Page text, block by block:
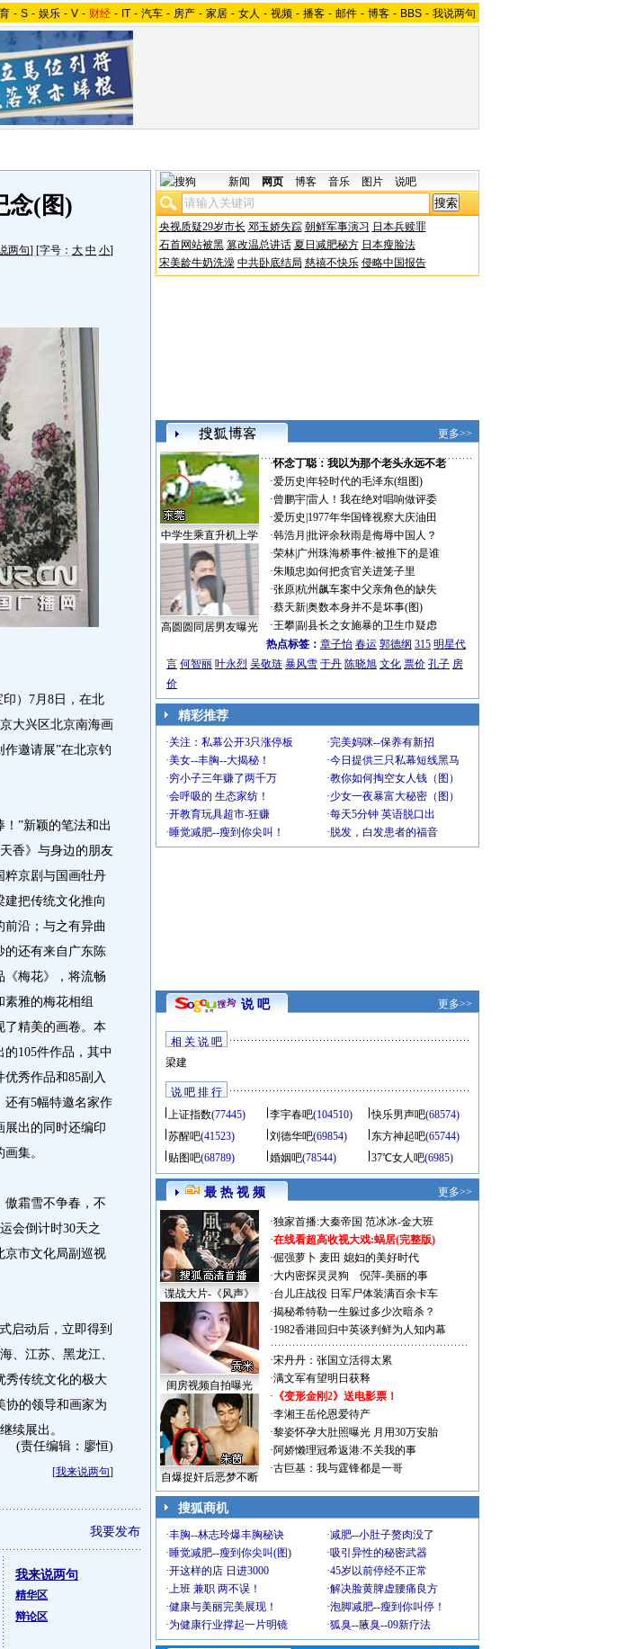
- S - 娱乐 - V - 财经 - IT - 汽车 - 房产 - 家居 - 女人 - 视频 - 播客 - 邮件 - 博客 - BBS - 我说两句
念(图)
两句] [字号： 大 中 小]
）7月8日，在北
大兴区北京南海画
邀请展”在北京钓
”新颖的笔法和出
香》与身边的朋友
粹京剧与国画牡丹
建把传统文化推向
前沿；与之有异曲
的还有来自广东陈
《梅花》，将流畅
素雅的梅花相组
了精美的画卷。本
的105件作品，其中
优秀作品和85副入
还有5幅特邀名家作
展出的同时还编印
集。
霜雪不争春，不
会倒计时30天之
京市文化局副巡视
启动后，立即得到
、江苏、黑龙江、
秀传统文化的极大
协的领导和画家为
续展出。
(责任编辑：廖恒)
[我来说两句]
我要发布
我来说两句
精华区
辩论区
新闻 网页 博客 音乐 图片 说吧
央视质疑29岁市长 邓玉娇失踪 朝鲜军事演习 日本兵赎罪
石首网站被黑 篡改温总讲话 夏日减肥秘方 日本瘦脸法
宋美龄牛奶洗澡 中共卧底结局 慈禧不快乐 侵略中国报告
更多>>
中学生乘直升机上学
高圆圆同居男友曝光
·怀念丁聪：我以为那个老头永远不老
·爱历史 年轻时代的毛泽东(组图)
·曾鹏宇|雷人！我在绝对唱响做评委
·爱历史 1977年华国锋视察大庆油田
·韩浩月 批评余秋雨是侮辱中国人？
·荣林| 广州珠海桥事件:被推下的是谁
·朱顺忠 如何把贪官关进笼子里
·张原|杭州飙车案中父亲角色的缺失
·蔡天新|奥数本身并不是坏事(图)
·王攀|副县长之女施暴的卫生巾疑虑
热点标签： 章子怡 春运 郭德纲 315 明星代
言 何智丽 叶永烈 吴敬琏 暴风雪 于丹 陈晓旭 文化 票价 孔子 房
价
精彩推荐
·关注：私幕公开3只涨停板 ·完美妈咪--保养有新招
·美女--丰胸--大揭秘！ ·今日提供三只私幕短线黑马
·穷小子三年赚了两千万 ·教你如何掏空女人钱（图）
·会呼吸的 生态家纺！ ·少女一夜暴富大秘密（图）
·开教育玩具超市-狂赚 ·每天5分钟 英语脱口出
·睡觉减肥--瘦到你尖叫！ · 脱发，白发患者的福音
说 吧 更多>>
相 关 说 吧
梁建
说 吧 排 行
上证指数(77445) 李宇春吧(104510) 快乐男声吧(68574)
苏醒吧(41523) 刘德华吧(69854) 东方神起吧(65744)
贴图吧(68789) 婚姻吧(78544) 37℃女人吧(6985)
最 热 视 频 更多>>
谍战大片-《风声》
闺房视频自拍曝光
自爆捉奸后恶梦不断
·独家首播:大秦帝国 范冰冰-金大班
·在线看超高收视大戏:蜗居(完整版)
·倔强萝卜 麦田 媳妇的美好时代
·大内密探灵灵狗
倪萍-美丽的事
·台儿庄战役 日军尸体装满百余卡车
·揭秘希特勒一生躲过多少次暗杀？
·1982香港回归中英谈判鲜为人知内幕
·宋丹丹：张国立活得太累
·满文军有望明日获释
· 《变形金刚2》送电影票！
·李湘王岳伦恩爱待产
·黎姿怀孕大肚照曝光 月用30万安胎
·阿娇懒理冠希返港:不关我的事
·古巨基：我与霆锋都是一哥
搜狐商机
·丰胸--林志玲爆丰胸秘诀 ·减肥--小肚子赘肉没了
·睡觉减肥--瘦到你尖叫(图) ·吸引异性的秘密武器
·开这样的店 日进3000 ·45岁以前停经不正常
·上班 兼职 两不误！ ·解决脸黄脾虚腰痛良方
·健康与美丽完美展现！ ·泡脚减肥--瘦到你叫停！
·为健康行业撑起一片明镜 ·狐臭--腋臭--09新疗法